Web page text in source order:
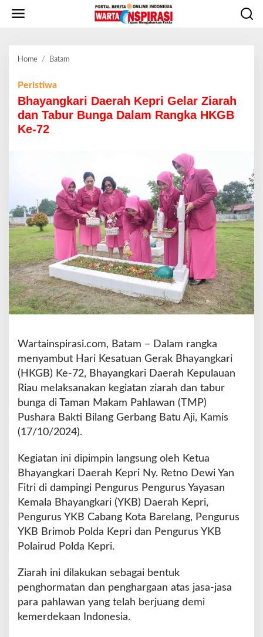
Home / Batam
a
n
i
D
a
e
r
K
e
p
r
i
l
r
Z
i
a
r
a
h
a
n
a
b
u
r
B
u
g
a
D
l
Peristiwa
Bhayangkari Daerah Kepri Gelar Ziarah
dan Tabur Bunga Dalam Rangka HKGB
Ke-72
Wartainspirasi.com, Batam – Dalam rangka
menyambut Hari Kesatuan Gerak Bhayangkari
(HKGB) Ke-72, Bhayangkari Daerah Kepulauan
Riau melaksanakan kegiatan ziarah dan tabur
bunga di Taman Makam Pahlawan (TMP)
Pushara Bakti Bilang Gerbang Batu Aji, Kamis
(17/10/2024).
Kegiatan ini dipimpin langsung oleh Ketua
Bhayangkari Daerah Kepri Ny. Retno Dewi Yan
Fitri di dampingi Pengurus Pengurus Yayasan
Kemala Bhayangkari (YKB) Daerah Kepri,
Pengurus YKB Cabang Kota Barelang, Pengurus
YKB Brimob Polda Kepri dan Pengurus YKB
Polairud Polda Kepri.
Ziarah ini dilakukan sebagai bentuk
penghormatan dan penghargaan atas jasa-jasa
para pahlawan yang telah berjuang demi
kemerdekaan Indonesia.